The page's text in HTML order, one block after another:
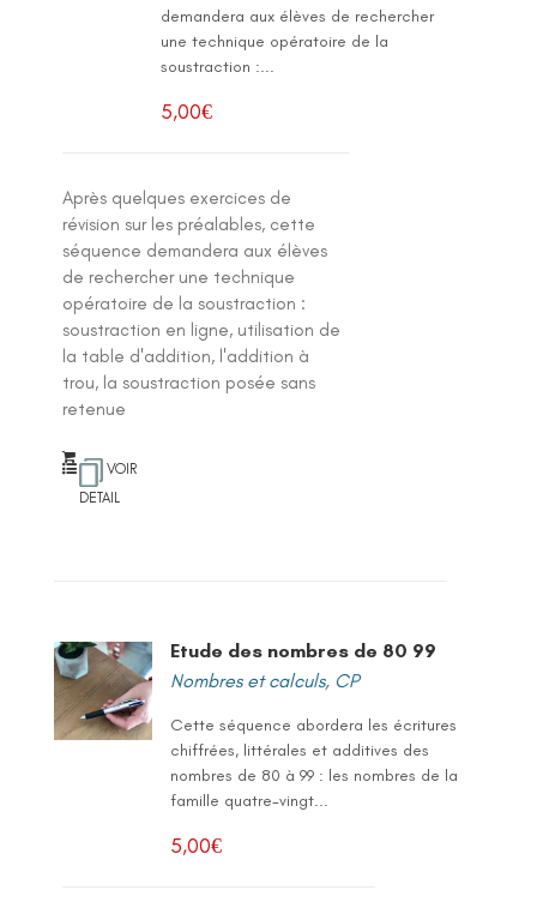
demandera aux élèves de rechercher
une technique opératoire de la
soustraction :...
5,00€
Après quelques exercices de
révision sur les préalables, cette
séquence demandera aux élèves
de rechercher une technique
opératoire de la soustraction :
soustraction en ligne, utilisation de
la table d'addition, l'addition à
trou, la soustraction posée sans
retenue
VOIR
DETAIL
Etude des nombres de 80 99
Nombres et calculs, CP
Cette séquence abordera les écritures
chiffrées, littérales et additives des
nombres de 80 à 99 : les nombres de la
famille quatre-vingt...
5,00€